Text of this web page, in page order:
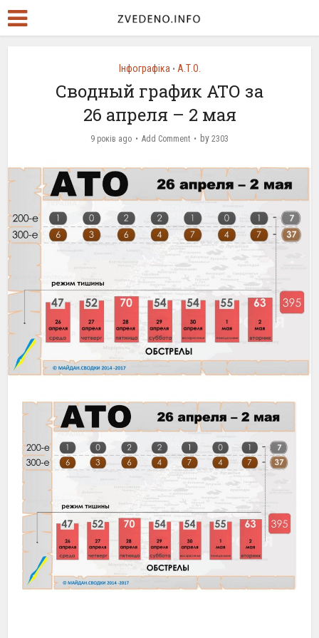
Інфографіка • А.Т.О.
Сводный график АТО за
26 апреля – 2 мая
9 років ago Add Comment by 2303